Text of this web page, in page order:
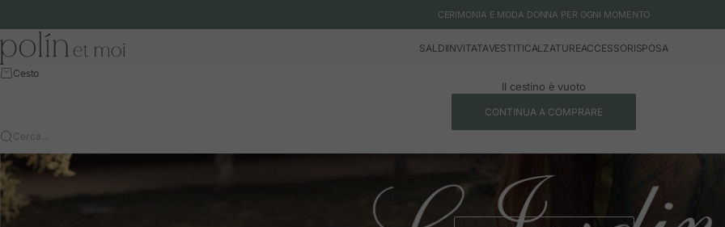
CERIMONIA E MODA DONNA PER OGNI MOMENTO
Polín et moi - EU
SALDIINVITATAVESTITICALZATUREACCESSORISPOSA
Cesto
Il cestino è vuoto
CONTINUA A COMPRARE
Cerca…